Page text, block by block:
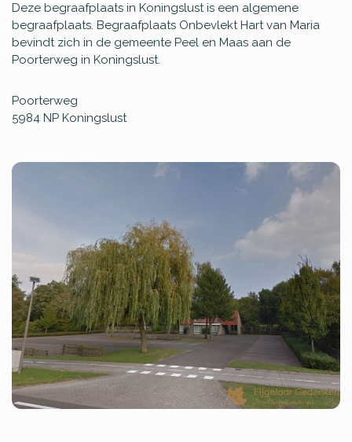
Deze begraafplaats in Koningslust is een algemene
begraafplaats. Begraafplaats Onbevlekt Hart van Maria
bevindt zich in de gemeente Peel en Maas aan de
Poorterweg in Koningslust.
Poorterweg
5984 NP Koningslust